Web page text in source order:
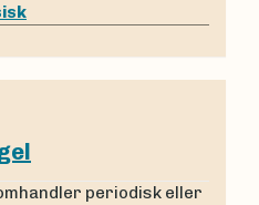
periodisk eller